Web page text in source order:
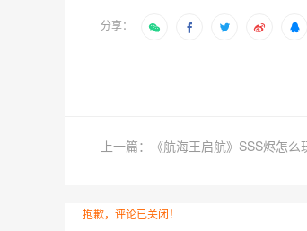
分享：
上一篇：《航海王启航》SSS烬怎么
抱歉，评论已关闭！